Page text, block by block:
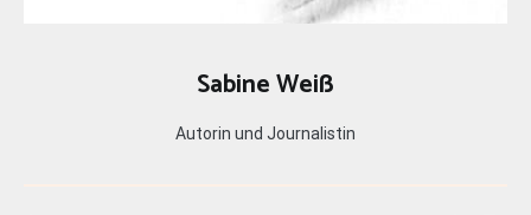
Sabine Weiß
Autorin und Journalistin